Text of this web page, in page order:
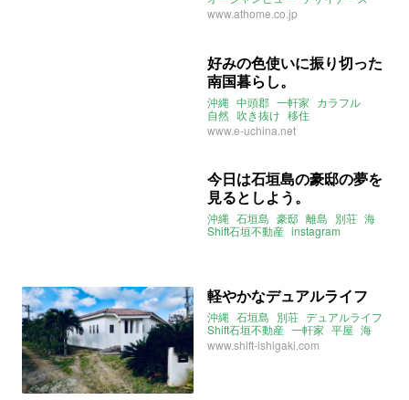
スケスケ
www.athome.co.jp
好みの色使いに振り切った
南国暮らし。
沖縄 中頭郡 一軒家 カラフル
自然 吹き抜け 移住
リモートワーク
www.e-uchina.net
今日は石垣島の豪邸の夢を
見るとしよう。
沖縄 石垣島 豪邸 離島 別荘 海
Shift石垣不動産 instagram
軽やかなデュアルライフ
沖縄 石垣島 別荘 デュアルライフ
Shift石垣不動産 一軒家 平屋 海
二拠点居住 instagram
2021年2月のおすすめ
www.shift-ishigaki.com